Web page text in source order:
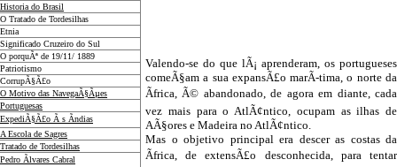
Historia do Brasil
O Tratado de Tordesilhas
Etnia
Significado Cruzeiro do Sul
O porquÃª de 19/11/ 1889
Patriotismo
CorrupÃ§Ã£o
O Motivo das NavegaÃ§Ãµes
Portuguesas
ExpediÃ§Ã£o Ã s Ãndias
A Escola de Sagres
Tratado de Tordesilhas
Pedro Ãlvares Cabral
Valendo-se do que lÃ¡ aprenderam, os portugueses
comeÃ§am a sua expansÃ£o marÃ­-tima, o norte da
Ãfrica, Ã© abandonado, de agora em diante, cada
vez mais para o AtlÃ¢ntico, ocupam as ilhas de
AÃ§ores e Madeira no AtlÃ¢ntico.
Mas o objetivo principal era descer as costas da
Ãfrica, de extensÃ£o desconhecida, para tentar